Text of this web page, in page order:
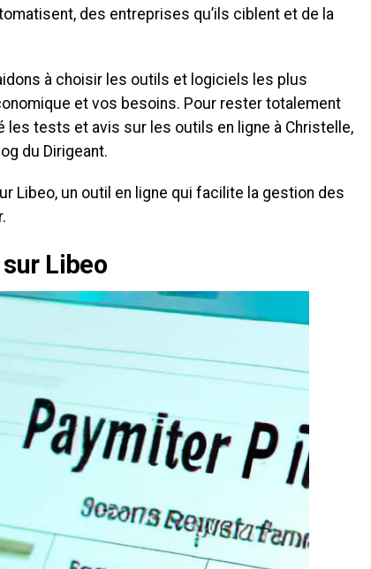
des entreprises qu’ils ciblent et de la
à choisir les outils et logiciels les plus
et vos besoins. Pour rester totalement
les tests et avis sur les outils en ligne à Christelle,
du Dirigeant.
Libeo, un outil en ligne qui facilite la gestion des
Libeo